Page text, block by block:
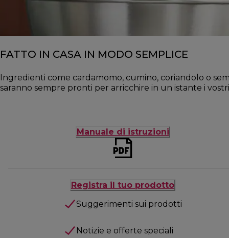
FATTO IN CASA IN MODO SEMPLICE
Ingredienti come cardamomo, cumino, coriandolo o
saranno sempre pronti per arricchire in un istante i
Manuale di istruzioni
Registra il tuo prodotto
Suggerimenti sui prodotti
Notizie e offerte speciali